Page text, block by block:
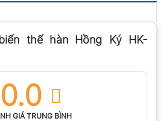
thế hàn Hồng Ký HK-
0.0
GIÁ TRUNG BÌNH